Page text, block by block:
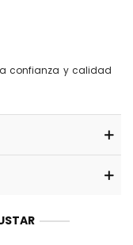
confianza y calidad